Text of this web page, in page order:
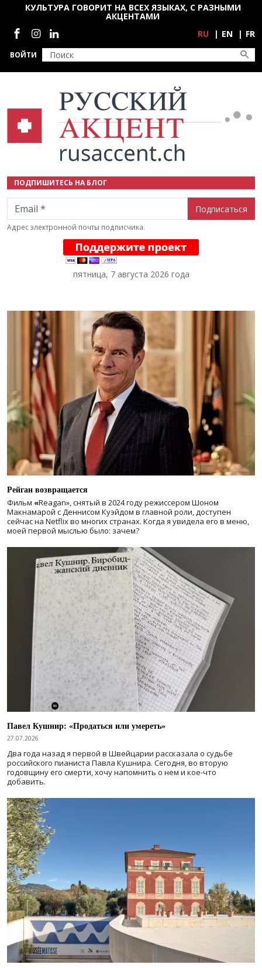
Перейти к основному содержанию
ВОЙТИ
КУЛЬТУРА ГОВОРИТ НА ВСЕХ ЯЗЫКАХ, С РАЗНЫМИ
АКЦЕНТАМИ
Социальные сети
RU EN FR
ПОДПИШИТЕСЬ НА БЛОГ
Email
Адрес электронной почты подписчика.
пятница, 7 августа 2026 года
Рейган возвращается
Фильм «Reagan», снятый в 2024 годурежиссером Шоном
Макнамарой с Деннисом Куэйдом в главной роли, доступен
сейчас на Netflix во многих странах. Когда я увидела его в меню,
моей первой мыслью было: зачем?
Павел Кушнир: «Продаться или умереть»
27.07.2026
Два года назад я первой в Швейцарии рассказала о судьбе
российского пианиста Павла Кушнира. Сегодня, во вторую
годовщину его смерти, хочу напомнить о нем и кое-что
добавить.